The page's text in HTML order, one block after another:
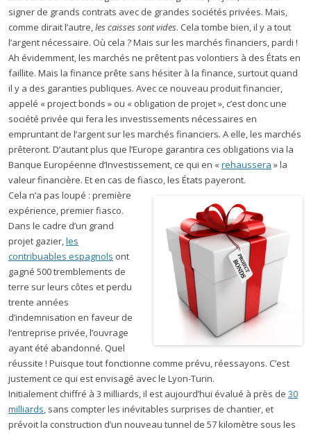
signer de grands contrats avec de grandes sociétés privées. Mais,
comme dirait l’autre,les caisses sont vides. Cela tombe bien, il y a tout
l’argent nécessaire. Où cela ? Mais sur les marchés financiers, pardi !
Ah évidemment, les marchés ne prêtent pas volontiers à des États en
faillite. Mais la finance prête sans hésiter à la finance, surtout quand
il y a des garanties publiques. Avec ce nouveau produit financier,
appelé « project bonds » ou « obligation de projet », c’est donc une
société privée qui fera les investissements nécessaires en
empruntant de l’argent sur les marchés financiers. A elle, les marchés
prêteront. D’autant plus que l’Europe garantira ces obligations via la
Banque Européenne d’Investissement, ce qui en «rehaussera » la
valeur financière. Et en cas de fiasco, les États payeront.
Cela n’a pas loupé : première
expérience, premier fiasco.
Dans le cadre d’un grand
projet gazier,les
contribuables espagnols ont
gagné 500 tremblements de
terre sur leurs côtes et perdu
trente années
d’indemnisation en faveur de
l’entreprise privée, l’ouvrage
ayant été abandonné. Quel
réussite ! Puisque tout fonctionne comme prévu, réessayons. C’est
justement ce qui est envisagé avec le Lyon-Turin.
Initialement chiffré à 3 milliards, il est aujourd’hui évalué à près de 30
milliards, sans compter les inévitables surprises de chantier, et
prévoit la construction d’un nouveau tunnel de 57 kilomètre sous les